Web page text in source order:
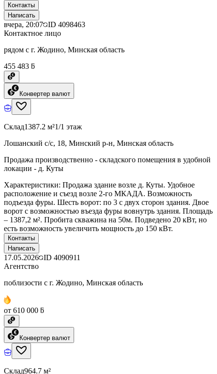
Контакты
Написать
вчера, 20:07 ID 4098463
Контактное лицо
рядом с г. Жодино, Минская область
455 483 ƃ
Конвертер валют
Склад1387.2 м²1/1 этаж
Лошанский с/с, 18, Минский р-н, Минская область
Продажа производственно - складского помещения в удобной
локации - д. Куты
Характеристики: Продажа здание возле д. Куты. Удобное
расположение и съезд возле 2-го МКАДА. Возможность
подъезда фуры. Шесть ворот: по 3 с двух сторон здания. Двое
ворот с возможностью въезда фуры вовнутрь здания. Площадь
– 1387,2 м². Пробита скважина на 50м. Подведено 20 кВт, но
есть возможность увеличить мощность до 150 кВт.
Контакты
Написать
17.05.2026 ID 4090911
Агентство
поблизости с г. Жодино, Минская область
от 610 000 ƃ
Конвертер валют
Склад964.7 м²